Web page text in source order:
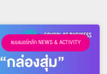
แบนเนอร์หลัก NEWS & ACTIVITY